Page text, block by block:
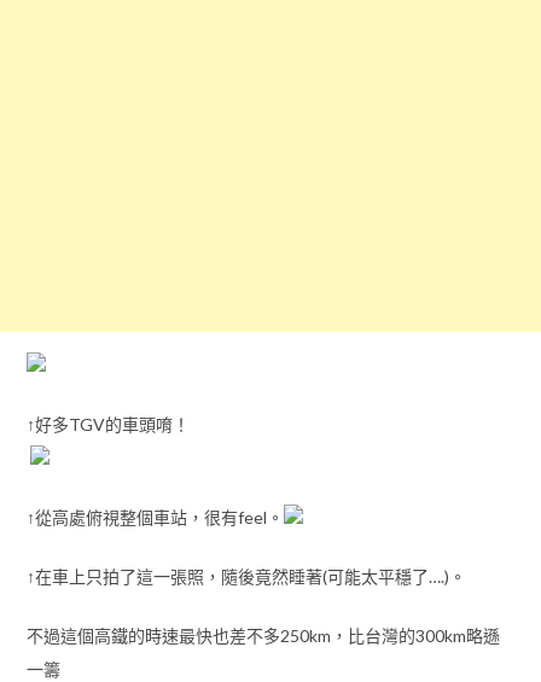
↑好多TGV的車頭唷！
↑從高處俯視整個車站，很有feel。
↑在車上只拍了這一張照，隨後竟然睡著(可能太平穩了….)。
不過這個高鐵的時速最快也差不多250km，比台灣的300km略遜
一籌